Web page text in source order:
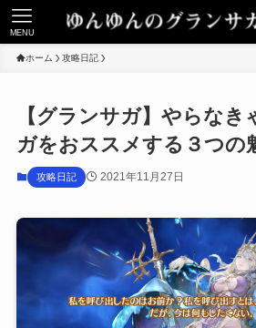
MENU
ホーム 攻略日記
【グランサガ】やらな
ガをおススメする３つの
攻略日記 2021年11月27日